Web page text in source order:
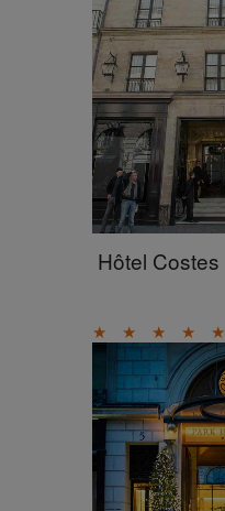
Hôtel Costes
★ ★ ★ ★ ★